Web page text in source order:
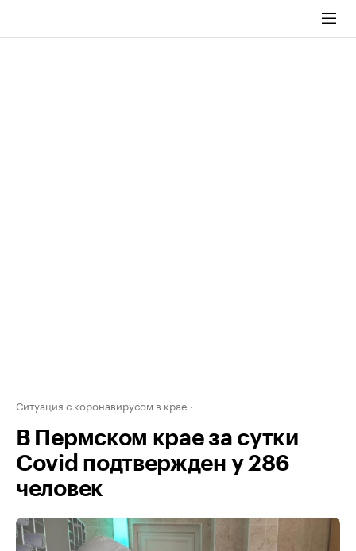
Ситуация с коронавирусом в крае
В Пермском крае за сутки
Covid подтвержден у 286
человек